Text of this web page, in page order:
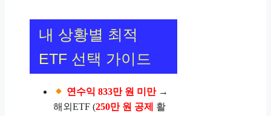
내 상황별 최적
ETF 선택 가이드
연수익 833만 원 미만→
해외ETF (250만 원 공제
활